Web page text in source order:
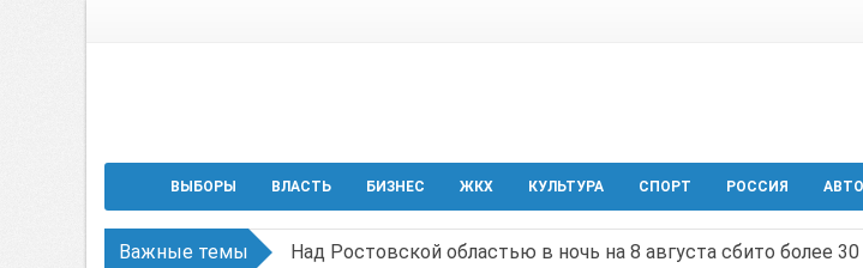
ВЫБОРЫ ВЛАСТЬ БИЗНЕС ЖКХ КУЛЬТУРА СПОРТ РОССИЯ АВТО
Важные темы Над Ростовской областью в ночь на 8 августа сбито более